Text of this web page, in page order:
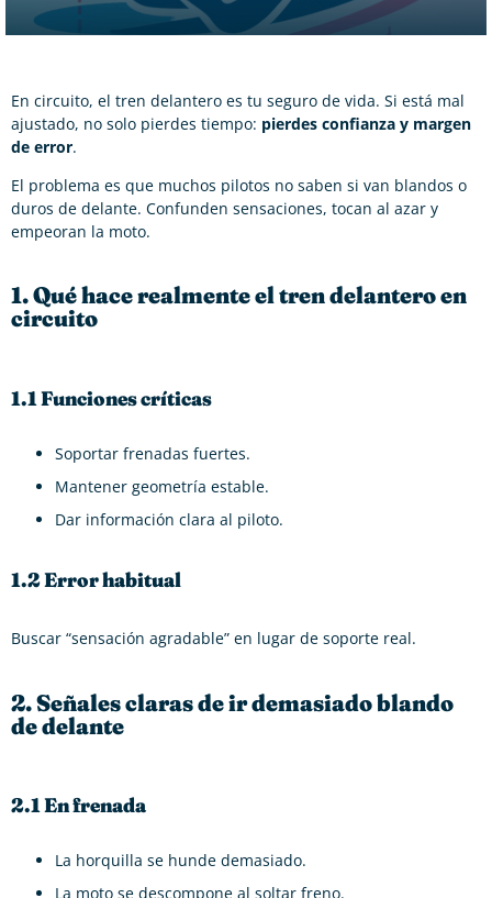
En circuito, el tren delantero es tu seguro de vida. Si está mal
ajustado, no solo pierdes tiempo: pierdes confianza y margen
de error.
El problema es que muchos pilotos no saben si van blandos o
duros de delante. Confunden sensaciones, tocan al azar y
empeoran la moto.
1. Qué hace realmente el tren delantero en
circuito
1.1 Funciones críticas
Soportar frenadas fuertes.
Mantener geometría estable.
Dar información clara al piloto.
1.2 Error habitual
Buscar “sensación agradable” en lugar de soporte real.
2. Señales claras de ir demasiado blando
de delante
2.1 En frenada
La horquilla se hunde demasiado.
La moto se descompone al soltar freno.